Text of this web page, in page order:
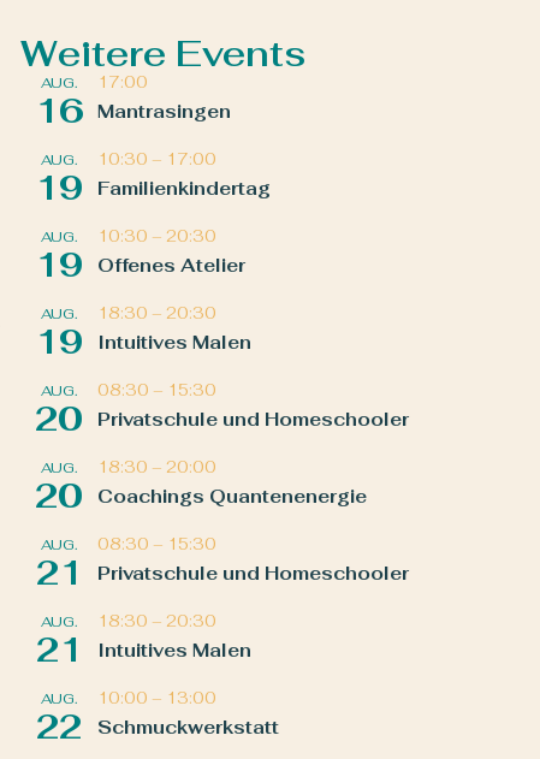
Weitere Events
AUG.
16
17:00
Mantrasingen
AUG.
19
10:30 – 17:00
Familienkindertag
AUG.
19
10:30 – 20:30
Offenes Atelier
AUG.
19
18:30 – 20:30
Intuitives Malen
AUG.
20
08:30 – 15:30
Privatschule und Homeschooler
AUG.
20
18:30 – 20:00
Coachings Quantenenergie
AUG.
21
08:30 – 15:30
Privatschule und Homeschooler
AUG.
21
18:30 – 20:30
Intuitives Malen
AUG.
22
10:00 – 13:00
Schmuckwerkstatt